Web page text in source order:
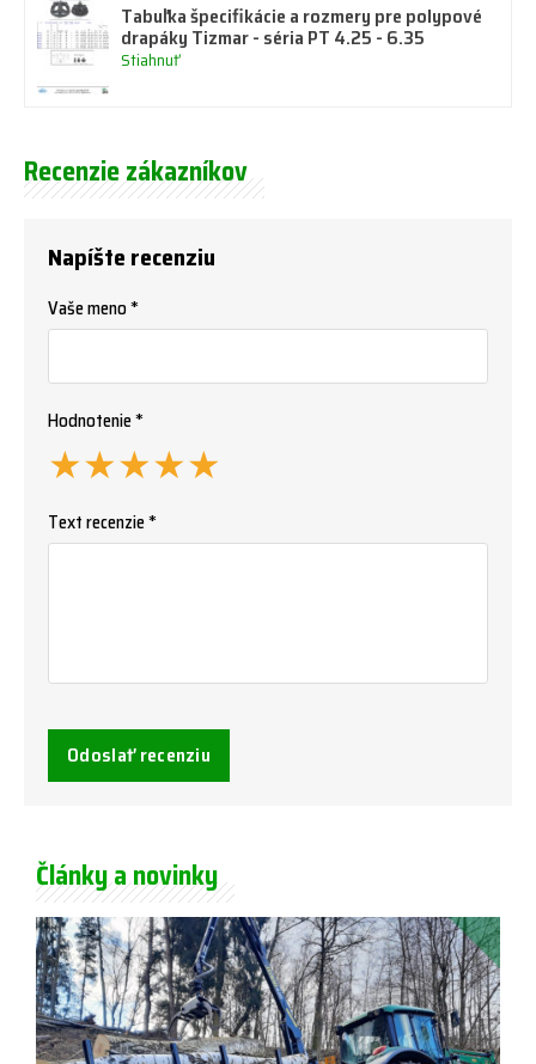
Tabuľka špecifikácie a rozmery pre polypové
drapáky Tizmar - séria PT 4.25 - 6.35
Stiahnuť
Recenzie zákazníkov
Napíšte recenziu
Vaše meno *
Hodnotenie *
★
★
★
★
★
Text recenzie *
Odoslať recenziu
Články a novinky